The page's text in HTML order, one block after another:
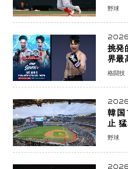
笑顔
野球
挑発
界最
キッ
格闘技
韓国
止
の限
野球